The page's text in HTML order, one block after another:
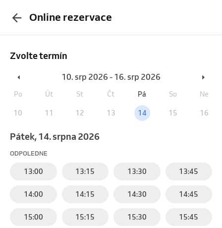
Online rezervace
Zvolte termín
10. srp 2026 - 16. srp 2026
Po Út St Čt Pá So Ne
10 11 12 13 14 15 16
pátek, 14. srpna 2026
ODPOLEDNE
13:00 13:15 13:30 13:45
14:00 14:15 14:30 14:45
15:00 15:15 15:30 15:45